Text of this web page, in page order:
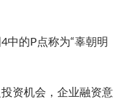
中的P点称为“辜朝明
资机会，企业融资意